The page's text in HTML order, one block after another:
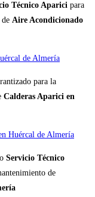
Técnico Aparici para
Aire Acondicionado
de Almería
para la
Calderas Aparici en
Huércal de Almería
Servicio Técnico
de